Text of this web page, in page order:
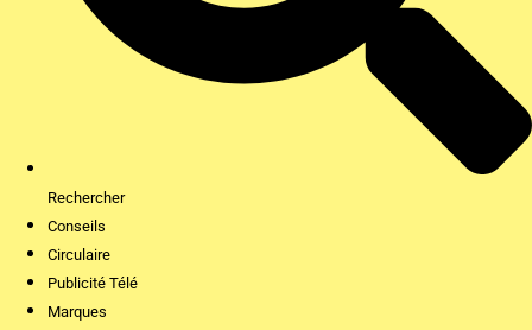
Rechercher
Conseils
Circulaire
Publicité Télé
Marques